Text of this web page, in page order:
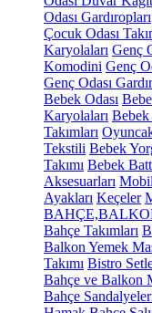
Odası Gardıropları
Çocuk Odası
Karyolaları Genç
Komodini Genç
Genç Odası
Bebek Odası
Karyolaları Bebek
Takımları
Tekstili Bebek
Takımı Bebek
Aksesuarları
Ayakları Keçeler
Bahçe Takımları
Balkon Yemek
Takımı Bistro
Bahçe ve Balkon
Bahçe